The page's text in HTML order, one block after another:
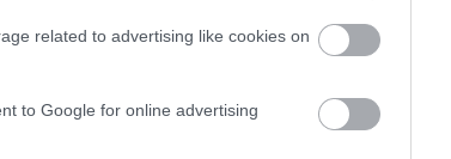
related to advertising like cookies on
to Google for online advertising
Pünkösd böjtje!
[2024.05.09.]
mindenkor! Ismét